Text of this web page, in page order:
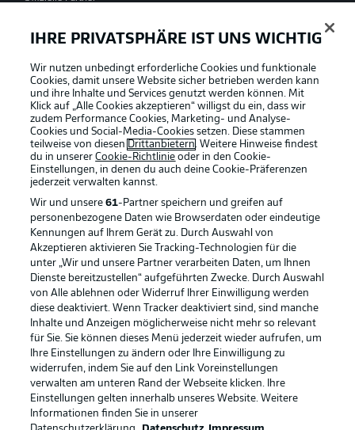
Rechtliche Hinweise Voreinstellungen verwalten
Datenschutz Nutzungsbedingungen
Broadcaster Kontakt
Jobs Impressum
Partner Spieler
Liveticker
IHRE PRIVATSPHÄRE IST UNS WICHTIG
Wir nutzen unbedingt erforderliche Cookies und funktionale
Cookies, damit unsere Website sicher betrieben werden kann
und ihre Inhalte und Services genutzt werden können. Mit
Klick auf „Alle Cookies akzeptieren“ willigst du ein, dass wir
zudem Performance Cookies, Marketing- und Analyse-
Cookies und Social-Media-Cookies setzen. Diese stammen
teilweise von diesen Drittanbietern. Weitere Hinweise findest
du in unsererCookie-Richtlinie oder in den Cookie-
Einstellungen, in denen du auch deine Cookie-Präferenzen
jederzeit verwalten kannst.
Wir und unsere61-Partner speichern und greifen auf
personenbezogene Daten wie Browserdaten oder eindeutige
Kennungen auf Ihrem Gerät zu. Durch Auswahl von
Akzeptieren aktivieren Sie Tracking-Technologien für die
unter „Wir und unsere Partner verarbeiten Daten, um Ihnen
Dienste bereitzustellen“ aufgeführten Zwecke. Durch Auswahl
von Alle ablehnen oder Widerruf Ihrer Einwilligung werden
diese deaktiviert. Wenn Tracker deaktiviert sind, sind manche
Inhalte und Anzeigen möglicherweise nicht mehr so relevant
für Sie. Sie können dieses Menü jederzeit wieder aufrufen, um
Ihre Einstellungen zu ändern oder Ihre Einwilligung zu
widerrufen, indem Sie auf den Link Voreinstellungen
verwalten am unteren Rand der Webseite klicken. Ihre
Einstellungen gelten innerhalb unseres Website. Weitere
Informationen finden Sie in unserer